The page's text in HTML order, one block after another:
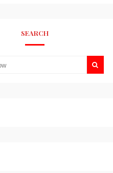
SEARCH